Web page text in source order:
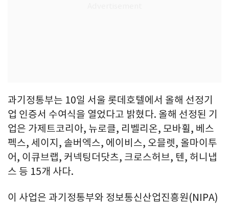
과기정통부는 10일 서울 롯데호텔에서 올해 선정기
업 인증서 수여식을 열었다고 밝혔다. 올해 선정된 기
업은 가제트코리아, 뉴로클, 리벨리온, 모바휠, 베스
펙스, 세이지, 솔버엑스, 에이비스, 오믈렛, 올마이투
어, 이큐브랩, 커넥팅더닷츠, 크로스허브, 텐, 허니냅
스 등 15개 사다.
이 사업은 과기정통부와 정보통신산업진흥원(NIPA)